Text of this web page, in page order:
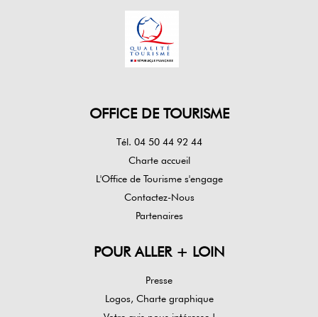
OFFICE DE TOURISME
Tél. 04 50 44 92 44
Charte accueil
L'Office de Tourisme s'engage
Contactez-Nous
Partenaires
POUR ALLER + LOIN
Presse
Logos, Charte graphique